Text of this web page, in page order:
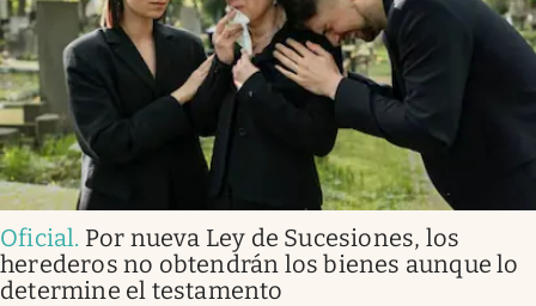
Oficial. Por nueva Ley de Sucesiones, los
herederos no obtendrán los bienes aunque lo
determine el testamento